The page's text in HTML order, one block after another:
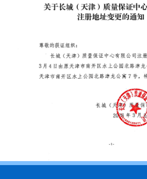
组织人事信息
财务信息